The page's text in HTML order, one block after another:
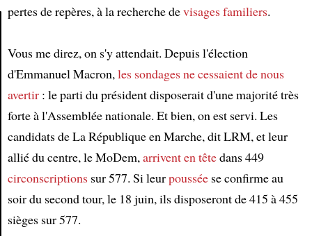
Article
pertes de repères, à la recherche devisages familiers.
Vous me direz, on s'y attendait. Depuis l'élection
d'Emmanuel Macron,les sondagesne cessaient de nous
avertir: le parti du président disposerait d'une majorité très
forte à l'Assemblée nationale. Et bien, on est servi. Les
candidats de La République en Marche, dit LRM, et leur
allié du centre, le MoDem,arrivent en têtedans 449
circonscriptionssur 577. Si leurpousséese confirme au
soir du second tour, le 18 juin, ils disposeront de 415 à 455
sièges sur 577.